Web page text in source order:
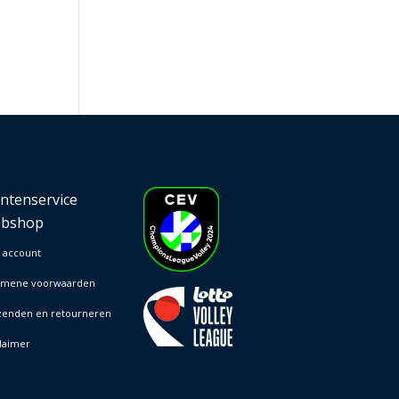
voorwaarden
en retourneren